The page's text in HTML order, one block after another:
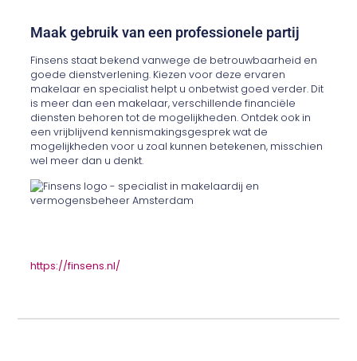
Maak gebruik van een professionele partij
Finsens staat bekend vanwege de betrouwbaarheid en
goede dienstverlening. Kiezen voor deze ervaren
makelaar en specialist helpt u onbetwist goed verder. Dit
is meer dan een makelaar, verschillende financiële
diensten behoren tot de mogelijkheden. Ontdek ook in
een vrijblijvend kennismakingsgesprek wat de
mogelijkheden voor u zoal kunnen betekenen, misschien
wel meer dan u denkt.
https://finsens.nl/